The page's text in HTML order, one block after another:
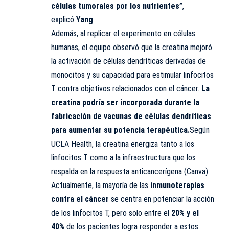
células tumorales por los nutrientes”,
explicó Yang.
Además, al replicar el experimento en células
humanas, el equipo observó que la creatina mejoró
la activación de células dendríticas derivadas de
monocitos y su capacidad para estimular linfocitos
T contra objetivos relacionados con el cáncer. La
creatina podría ser incorporada durante la
fabricación de vacunas de células dendríticas
para aumentar su potencia terapéutica.Según
UCLA Health, la creatina energiza tanto a los
linfocitos T como a la infraestructura que los
respalda en la respuesta anticancerígena (Canva)
Actualmente, la mayoría de las inmunoterapias
contra el cáncer se centra en potenciar la acción
de los linfocitos T, pero solo entre el 20% y el
40% de los pacientes logra responder a estos